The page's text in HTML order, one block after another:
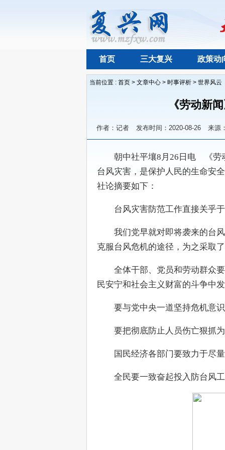
首页 三大复兴 政策动
当前位置 : 首页 > 文章中心 > 时事评析 > 世界风云
《劳动新
作者：记者 发布时间：2020-08-26 来源
朝中社平壤8月26日电　《劳
台风灾害，是保护人民的生命安
社论摘要如下：
台风灾害防范工作直接关乎于
我们党早就对即将袭来的台风
克服台风危机的途径，为之采取
全体干部、党员和劳动群众要
民安宁和社会主义财富的斗争中
要与党中央一道坚持危机意识
要把彻底防止人员伤亡狠抓为
国民经济各部门要致力于尽量
全民要一致奋起投入防台风工